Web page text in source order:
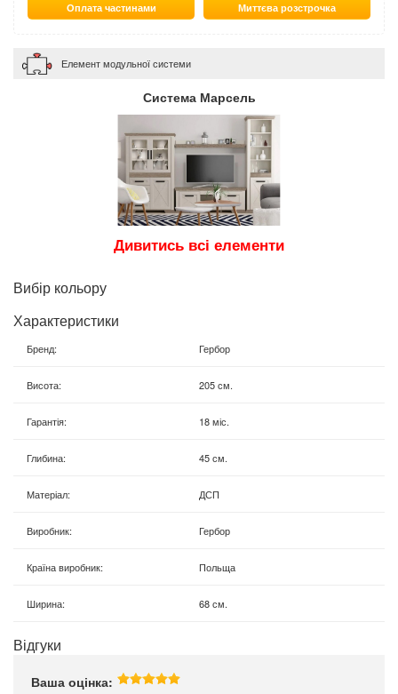
Оплата частинами Миттєва розстрочка
Елемент модульної системи
Система Марсель
Дивитись всі елементи
Вибір кольору
Характеристики
Бренд: Гербор
Висота: 205 см.
Гарантія: 18 міс.
Глибина: 45 см.
Матеріал: ДСП
Виробник: Гербор
Країна виробник: Польща
Ширина: 68 см.
Відгуки
Ваша оцінка: